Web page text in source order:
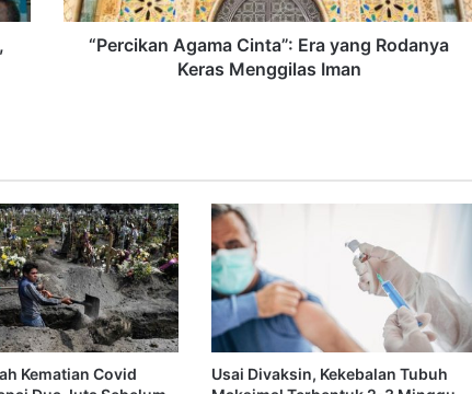
“Percikan Agama Cinta”: Era yang Rodanya
Keras Menggilas Iman
Kematian Covid
Usai Divaksin, Kekebalan Tubuh